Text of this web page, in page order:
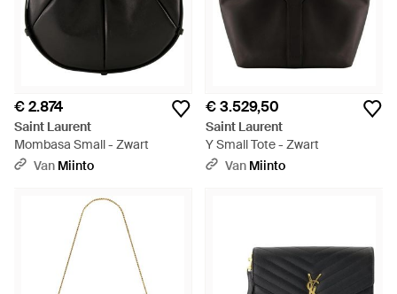
€ 2.874
Saint Laurent
Mombasa Small - Zwart
Van Miinto
€ 3.529,50
Saint Laurent
Y Small Tote - Zwart
Van Miinto